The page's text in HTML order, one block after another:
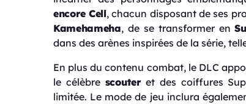
encore Cell, chacun disposant de ses
Kamehameha, de se transformer en
dans des arènes inspirées de la série,
En plus du contenu combat, le DLC
le célèbre scouteret des coiffures
limitée. Le mode de jeu inclura